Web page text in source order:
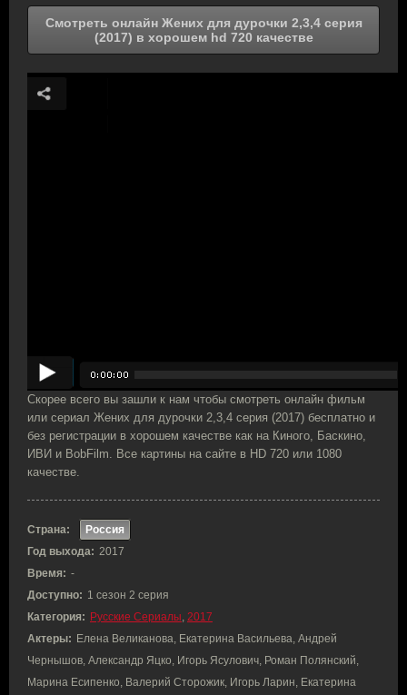
Смотреть онлайн Жених для дурочки 2,3,4 серия
(2017) в хорошем hd 720 качестве
Скорее всего вы зашли к нам чтобы смотреть онлайн фильм
или сериал Жених для дурочки 2,3,4 серия (2017) бесплатно и
без регистрации в хорошем качестве как на Киного, Баскино,
ИВИ и BobFilm. Все картины на сайте в HD 720 или 1080
качестве.
Страна:
Россия
Год выхода: 2017
Время: -
Доступно: 1 сезон 2 серия
Категория: Русские Сериалы, 2017
Актеры: Елена Великанова, Екатерина Васильева, Андрей
Чернышов, Александр Яцко, Игорь Ясулович, Роман Полянский,
Марина Есипенко, Валерий Сторожик, Игорь Ларин, Екатерина